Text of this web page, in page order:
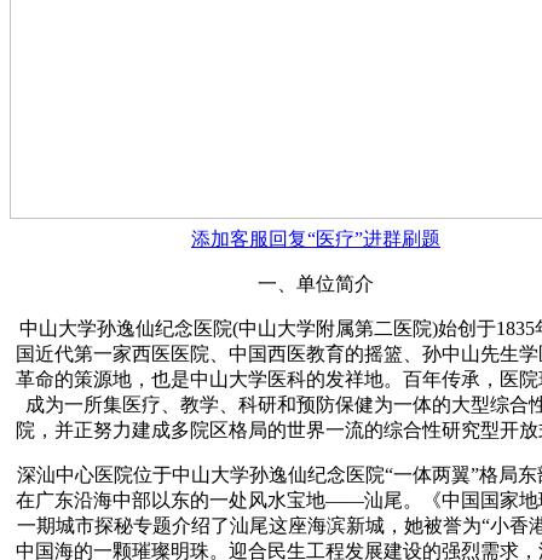
添加客服回复“医疗”进群刷题
一、单位简介
中山大学孙逸仙纪念医院(中山大学附属第二医院)始创于1835
国近代第一家西医医院、中国西医教育的摇篮、孙中山先生
革命的策源地，也是中山大学医科的发祥地。百年传承，医
成为一所集医疗、教学、科研和预防保健为一体的大型综合
院，并正努力建成多院区格局的世界一流的综合性研究型开
深汕中心医院位于中山大学孙逸仙纪念医院“一体两翼”格局
在广东沿海中部以东的一处风水宝地——汕尾。《中国国家地
一期城市探秘专题介绍了汕尾这座海滨新城，她被誉为“小香
中国海的一颗璀璨明珠。迎合民生工程发展建设的强烈需求